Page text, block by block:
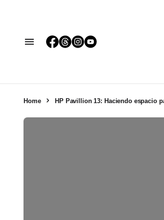
Home HP Pavillion 13: Haciendo espacio